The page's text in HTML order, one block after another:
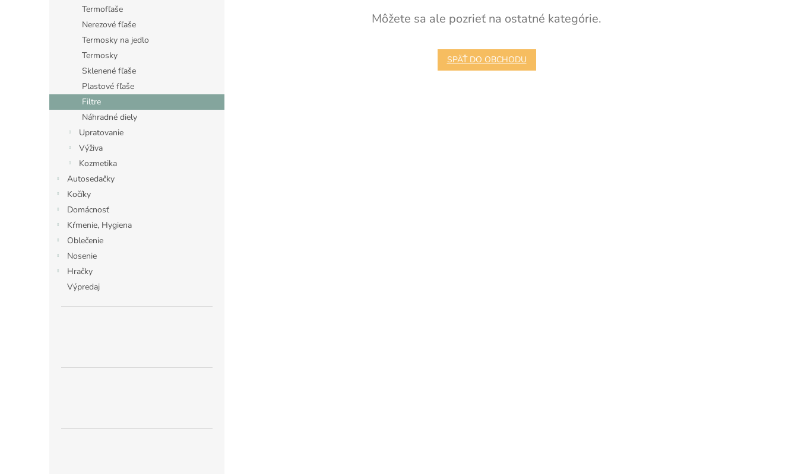
Termofľaše
Nerezové fľaše
Termosky na jedlo
Termosky
Sklenené fľaše
Plastové fľaše
Filtre
Náhradné diely
Upratovanie
Výživa
Kozmetika
Autosedačky
Kočíky
Domácnosť
Kŕmenie, Hygiena
Oblečenie
Nosenie
Hračky
Výpredaj
Môžete sa ale pozrieť na ostatné kategórie.
SPÄŤ DO OBCHODU